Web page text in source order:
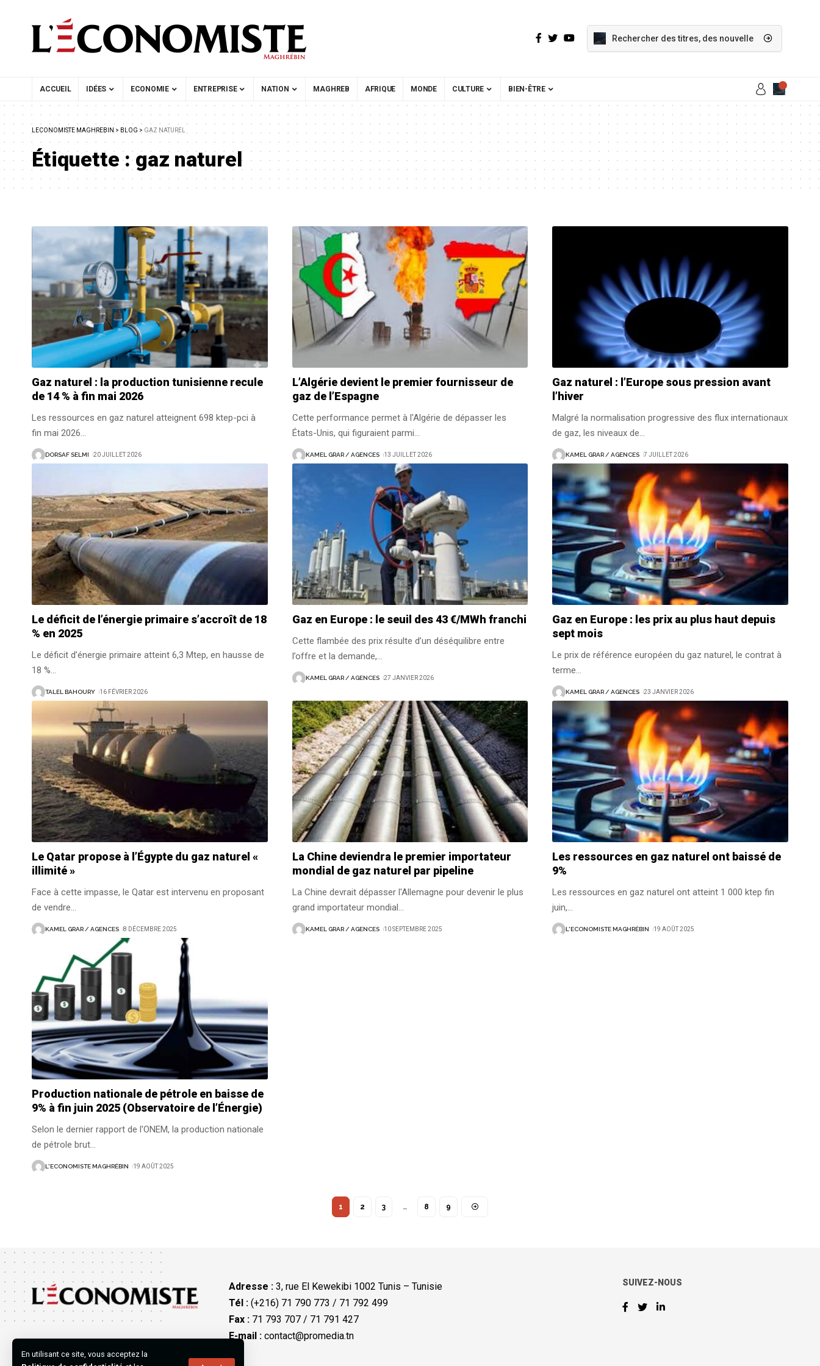
En utilisant ce site, vous acceptez la
ACCUEIL IDÉES ECONOMIE ENTREPRISE NATION MAGHREB AFRIQUE MONDE CULTURE BIEN-ÊTRE
LECONOMISTE MAGHREBIN > BLOG > GAZ NATUREL
Étiquette :gaz naturel
Gaz naturel : la production tunisienne recule
de 14 % à fin mai 2026
Les ressources en gaz naturel atteignent 698 ktep-pci à
fin mai 2026…
DORSAF SELMI 20 JUILLET 2026
L’Algérie devient le premier fournisseur de
gaz de l’Espagne
Cette performance permet à l'Algérie de dépasser les
États-Unis, qui figuraient parmi…
KAMEL GRAR / AGENCES 13 JUILLET 2026
Gaz naturel : l’Europe sous pression avant
l’hiver
Malgré la normalisation progressive des flux internationaux
de gaz, les niveaux de…
KAMEL GRAR / AGENCES 7 JUILLET 2026
Le déficit de l’énergie primaire s’accroît de 18
% en 2025
Le déficit d’énergie primaire atteint 6,3 Mtep, en hausse de
18 %…
TALEL BAHOURY 16 FÉVRIER 2026
Gaz en Europe : le seuil des 43 €/MWh franchi
Cette flambée des prix résulte d’un déséquilibre entre
l’offre et la demande,…
KAMEL GRAR / AGENCES 27 JANVIER 2026
Gaz en Europe : les prix au plus haut depuis
sept mois
Le prix de référence européen du gaz naturel, le contrat à
terme…
KAMEL GRAR / AGENCES 23 JANVIER 2026
Le Qatar propose à l’Égypte du gaz naturel «
illimité »
Face à cette impasse, le Qatar est intervenu en proposant
de vendre…
KAMEL GRAR / AGENCES 8 DÉCEMBRE 2025
La Chine deviendra le premier importateur
mondial de gaz naturel par pipeline
La Chine devrait dépasser l'Allemagne pour devenir le plus
grand importateur mondial…
KAMEL GRAR / AGENCES 10 SEPTEMBRE 2025
Les ressources en gaz naturel ont baissé de
9%
Les ressources en gaz naturel ont atteint 1 000 ktep fin
juin,…
L'ECONOMISTE MAGHRÉBIN 19 AOÛT 2025
Production nationale de pétrole en baisse de
9% à fin juin 2025 (Observatoire de l’Énergie)
Selon le dernier rapport de l'ONEM, la production nationale
de pétrole brut…
L'ECONOMISTE MAGHRÉBIN 19 AOÛT 2025
1 2 3 … 8 9
Adresse : 3, rue El Kewekibi 1002 Tunis – Tunisie
Tél :(+216) 71 790 773 / 71 792 499
Fax :71 793 707 / 71 791 427
E-mail : contact@promedia.tn
SUIVEZ-NOUS